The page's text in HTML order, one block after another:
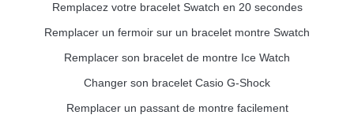
Remplacez votre bracelet Swatch en 20 secondes
Remplacer un fermoir sur un bracelet montre Swatch
Remplacer son bracelet de montre Ice Watch
Changer son bracelet Casio G-Shock
Remplacer un passant de montre facilement